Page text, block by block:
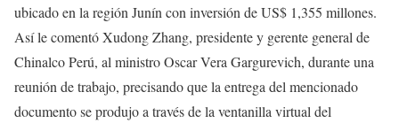
ubicado en la región Junín con inversión de US$ 1,355 millones.
Así le comentó Xudong Zhang, presidente y gerente general de
Chinalco Perú, al ministro Oscar Vera Gargurevich, durante una
reunión de trabajo, precisando que la entrega del mencionado
documento se produjo a través de la ventanilla virtual del